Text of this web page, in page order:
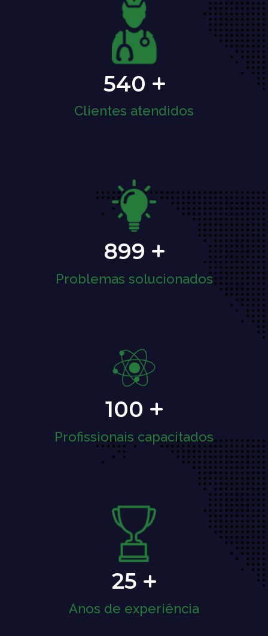
540
Clientes atendidos
899
Problemas solucionados
100
Profissionais capacitados
25
Anos de experiência